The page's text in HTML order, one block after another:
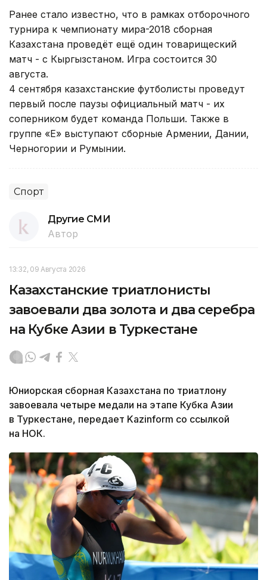
Ранее стало известно, что в рамках отборочного
турнира к чемпионату мира-2018 сборная
Казахстана проведёт ещё один товарищеский
матч - с Кыргызстаном. Игра состоится 30
августа.
4 сентября казахстанские футболисты проведут
первый после паузы официальный матч - их
соперником будет команда Польши. Также в
группе «Е» выступают сборные Армении, Дании,
Черногории и Румынии.
Спорт
Другие СМИ
Автор
13:32, 09 Августа 2026
Казахстанские триатлонисты
завоевали два золота и два серебра
на Кубке Азии в Туркестане
Юниорская сборная Казахстана по триатлону
завоевала четыре медали на этапе Кубка Азии
в Туркестане, передает Kazinform со ссылкой
на НОК.